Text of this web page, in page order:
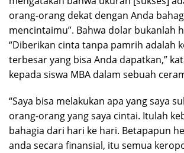
orang-orang dekat dengan Anda
mencintaimu”. Bahwa dolar bukanlah
“Diberikan cinta tanpa pamrih adalah
terbesar yang bisa Anda dapatkan,”
kepada siswa MBA dalam sebuah
“Saya bisa melakukan apa yang saya
orang-orang yang saya cintai. Itulah
bahagia dari hari ke hari. Betapapun
anda secara finansial, itu semua